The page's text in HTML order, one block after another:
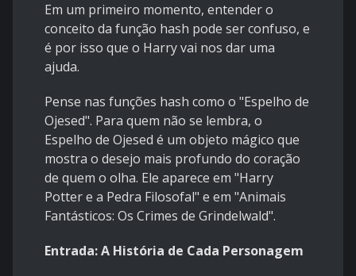
Em um primeiro momento, entender o
conceito da função hash pode ser confuso, e
é por isso que o Harry vai nos dar uma
ajuda.
Pense nas funções hash como o "Espelho de
Ojesed". Para quem não se lembra, o
Espelho de Ojesed é um objeto mágico que
mostra o desejo mais profundo do coração
de quem o olha. Ele aparece em "Harry
Potter e a Pedra Filosofal" e em "Animais
Fantásticos: Os Crimes de Grindelwald".
Entrada: A História de Cada Personagem